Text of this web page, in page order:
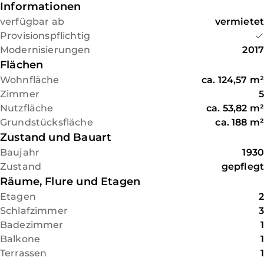
drei geräumige Schlafzimmer,
schafft. Der Dachboden bietet
Stauraum und zusätzliche
Fahrradgarage runden dieses
Informationen
verfügbar ab
vermietet
Provisionspflichtig
Modernisierungen
2017
Flächen
Wohnfläche ca. 124,57 m²
Zimmer
5
Nutzfläche
ca. 53,82 m²
Grundstücksfläche
ca. 188 m²
Zustand und Bauart
Baujahr
1930
Zustand
gepflegt
Räume, Flure und Etagen
Etagen
2
Schlafzimmer
3
Badezimmer
1
Balkone
1
Terrassen
1